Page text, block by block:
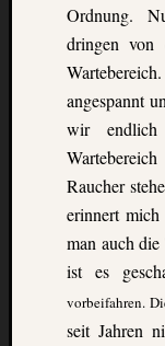
Ordnung.
dringen von
Wartebereich.
angespannt
wir
Raucher
erinnert
man auch die
ist es
vorbeifahren.
seit Jahren